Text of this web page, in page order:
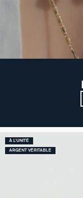
À L'UNITÉ
ARGENT VÉRITABLE